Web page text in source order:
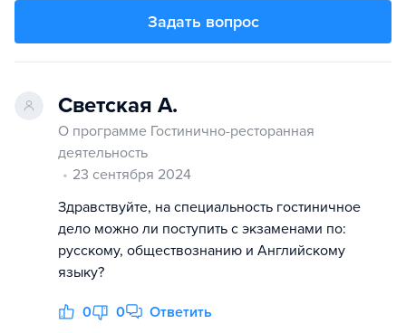
Задать вопрос
Светская А.
О программе Гостинично-ресторанная
деятельность
23 сентября 2024
Здравствуйте, на специальность гостиничное
дело можно ли поступить с экзаменами по:
русскому, обществознанию и Английскому
языку?
0 0 Ответить